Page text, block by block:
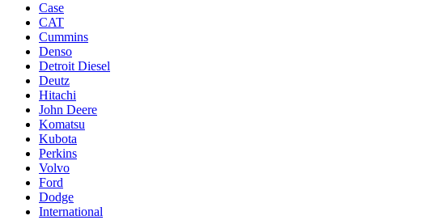
Case
CAT
Cummins
Denso
Detroit Diesel
Deutz
Hitachi
John Deere
Komatsu
Kubota
Perkins
Volvo
Ford
Dodge
International